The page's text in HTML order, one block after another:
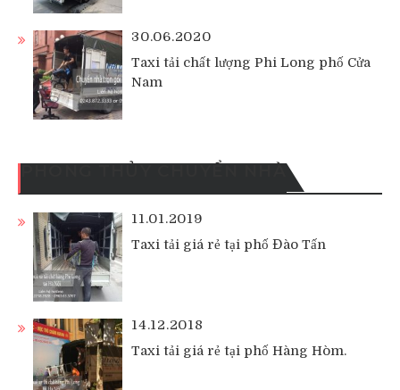
30.06.2020
Taxi tải chất lượng Phi Long phố Cửa
Nam
11.01.2019
Taxi tải giá rẻ tại phố Đào Tấn
14.12.2018
Taxi tải giá rẻ tại phố Hàng Hòm.